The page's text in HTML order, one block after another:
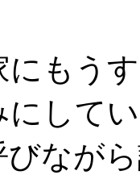
もう
にして
びなが